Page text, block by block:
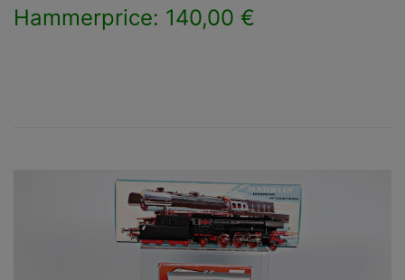
Hammerprice: 140,00 €